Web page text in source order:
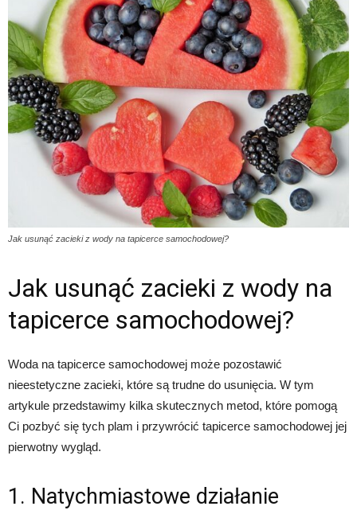
Jak usunąć zacieki z wody na tapicerce samochodowej?
Jak usunąć zacieki z wody na
tapicerce samochodowej?
Woda na tapicerce samochodowej może pozostawić
nieestetyczne zacieki, które są trudne do usunięcia. W tym
artykule przedstawimy kilka skutecznych metod, które pomogą
Ci pozbyć się tych plam i przywrócić tapicerce samochodowej jej
pierwotny wygląd.
1. Natychmiastowe działanie